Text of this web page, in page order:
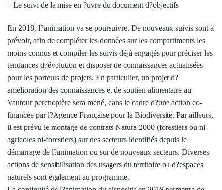
– Le suivi de la mise en ?uvre du document d?objectifs
En 2018, l?animation va se poursuivre. De nouveaux suivis sont à
prévoir, afin de compléter les données sur les compartiments les
moins connus et compiler les suivis déjà engagés pour préciser les
tendances d?évolution et disposer de connaissances actualisées
pour les porteurs de projets. En particulier, un projet d?
amélioration des connaissances et de soutien alimentaire au
Vautour percnoptère sera mené, dans le cadre d?une action co-
financée par l?Agence Française pour la Biodiversité. Par ailleurs,
il est prévu le montage de contrats Natura 2000 (forestiers ou ni-
agricoles ni-forestiers) sur des secteurs identifiés depuis le
démarrage de l?animation ou sur de nouveaux secteurs. Diverses
actions de sensibilisation des usagers du territoire ou d?espaces
naturels sont également au programme.